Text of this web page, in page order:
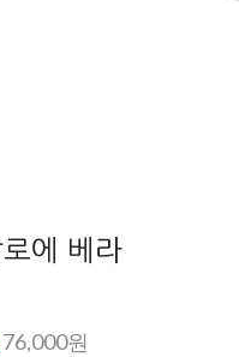
에 베라
76,000원